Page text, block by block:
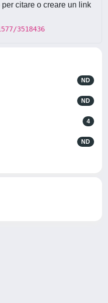
citare o creare un link
3518436
ND
ND
4
ND